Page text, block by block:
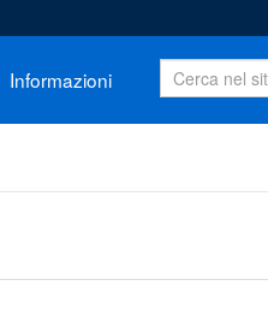
Informazioni